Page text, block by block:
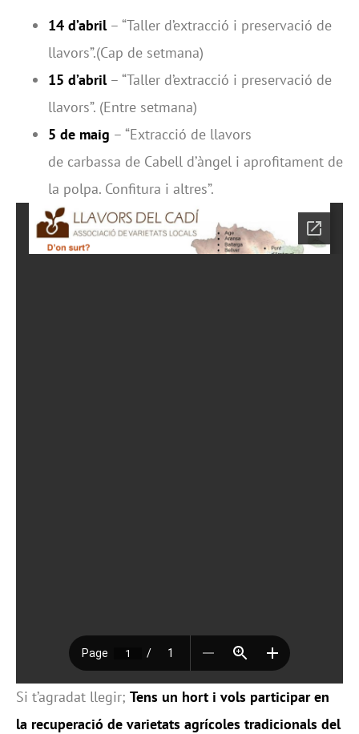
14 d’abril– “Taller d’extracció i preservació de
llavors”.(Cap de setmana)
15 d’abril– “Taller d’extracció i preservació de
llavors”. (Entre setmana)
5 de maig – “Extracció de llavors
de carbassa de Cabell d’àngel i aprofitament de
la polpa. Confitura i altres”.
Si t’agradat llegir; Tens un hort i vols participar en
la recuperació de varietats agrícoles tradicionals del